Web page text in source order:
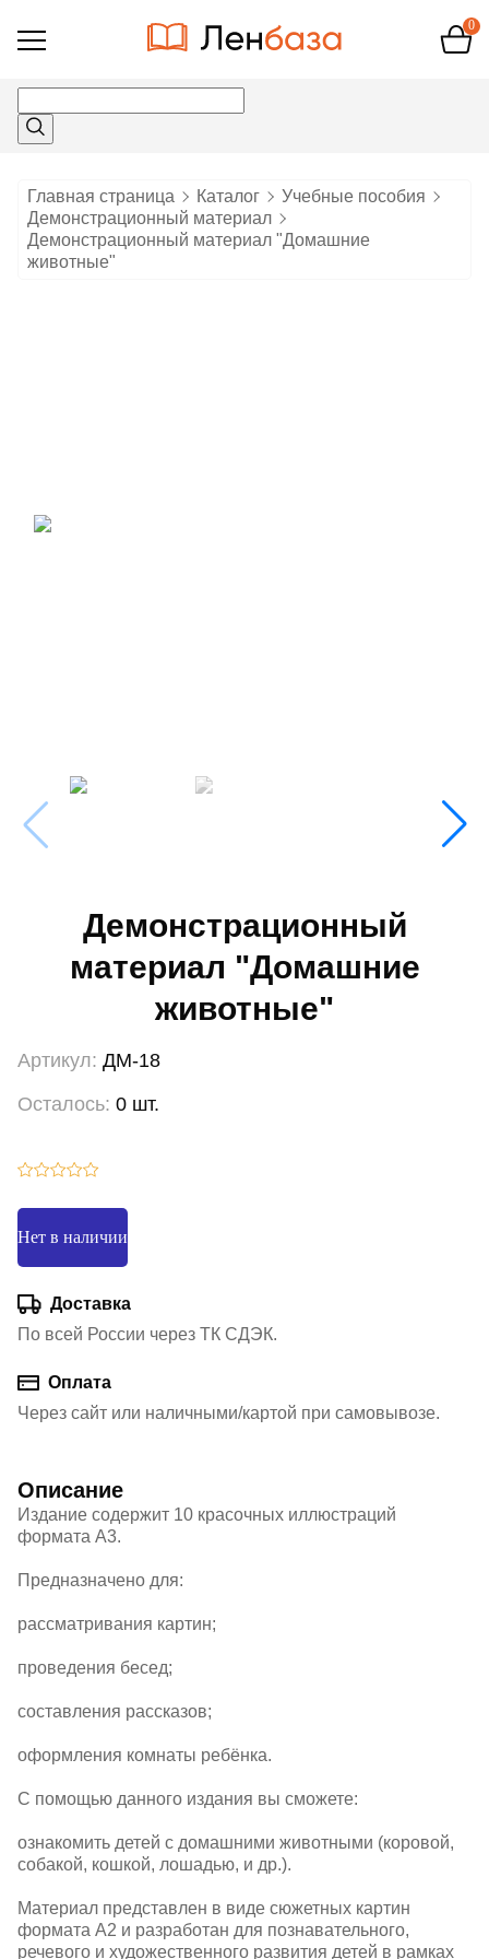
Открыть
0
Главная страница Каталог
Учебные пособия
Демонстрационный материал
Демонстрационный материал "Домашние
животные"
Демонстрационный
материал "Домашние
животные"
Артикул: ДМ-18
Осталось: 0 шт.
Нет в наличии
Доставка
По всей России через ТК СДЭК.
Оплата
Через сайт или наличными/картой при самовывозе.
Описание
Издание содержит 10 красочных иллюстраций
формата А3.
Предназначено для:
рассматривания картин;
проведения бесед;
составления рассказов;
оформления комнаты ребёнка.
С помощью данного издания вы сможете:
ознакомить детей с домашними животными (коровой,
собакой, кошкой, лошадью, и др.).
Материал представлен в виде сюжетных картин
формата А2 и разработан для познавательного,
речевого и художественного развития детей в рамках